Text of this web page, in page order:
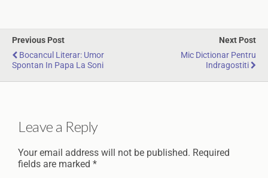
Previous Post
Bocancul Literar: Umor
Spontan In Papa La Soni
Next Post
Mic Dictionar Pentru
Indragostiti
Leave a Reply
Your email address will not be published. Required
fields are marked *